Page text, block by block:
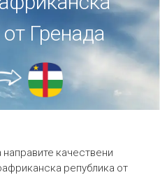
Гренада
качествени
република от